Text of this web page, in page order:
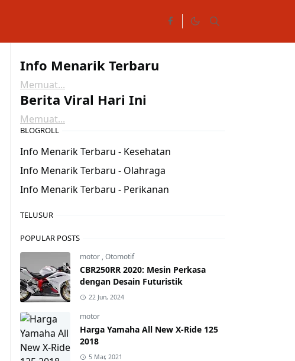
Info Menarik Terbaru
Memuat...
Berita Viral Hari Ini
Memuat...
BLOGROLL
Info Menarik Terbaru - Kesehatan
Info Menarik Terbaru - Olahraga
Info Menarik Terbaru - Perikanan
TELUSUR
POPULAR POSTS
motor ,Otomotif
CBR250RR 2020: Mesin Perkasa
dengan Desain Futuristik
22 Jun, 2024
motor
Harga Yamaha All New X-Ride 125
2018
5 Mar, 2021